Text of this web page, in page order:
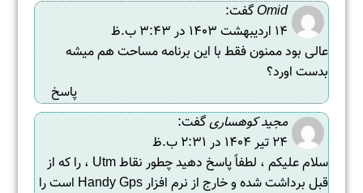
Omidگفت:
14 اردیبهشت 1403 در 3:43 ب.ظ
عالی بود ممنون فقط با این برنامه مساحت هم میشه
بدست اورد؟
پاسخ
مجید کوهساریگفت:
24 تیر 1404 در 2:31 ب.ظ
سلام علیکم ، لطفاً پاسخ دهید چطور نقاط Utm ، را که از
قبل برداشت شده و خارج از نرم افزار Handy Gps است را